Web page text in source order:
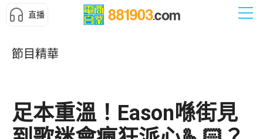
直播
節目精華
足本重溫！Eason喺街見